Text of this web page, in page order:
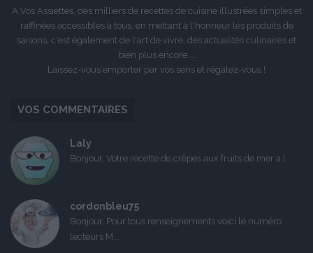
A Vos Assiettes, des milliers de recettes de cuisine illustrées simples et
raffinées accessibles à tous, en mettant à l'honneur les produits de
saisons, c'est également de l'art de vivre, des actualités culinaires et
bien plus encore ...
Laissez-vous emporter par vos sens et régalez-vous !
VOS COMMENTAIRES
Laly
Bonjour, Votre recette de crêpes aux fruits de mer a l...
cordonbleu75
Bonjour, Pour tous renseignements voici le numéro
lecteurs M...